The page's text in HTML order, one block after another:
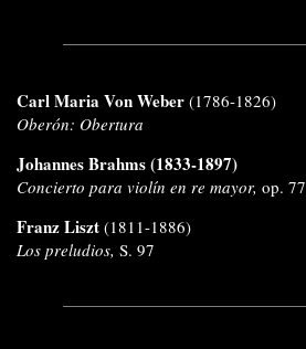
Carl Maria Von Weber (1786-1826)
Oberón: Obertura
Johannes Brahms(1833-1897)
Concierto para violín en re mayor, op. 77
Franz Liszt (1811-1886)
Los preludios, S. 97